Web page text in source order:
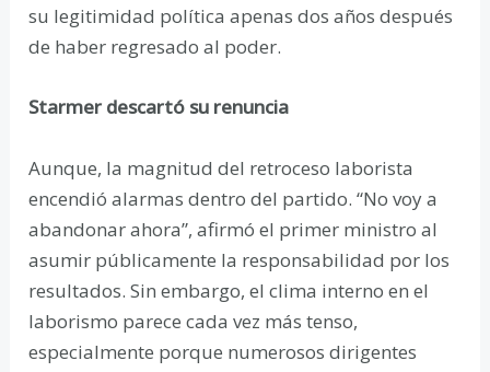
su legitimidad política apenas dos años después
de haber regresado al poder.
Starmer descartó su renuncia
Aunque, la magnitud del retroceso laborista
encendió alarmas dentro del partido. “No voy a
abandonar ahora”, afirmó el primer ministro al
asumir públicamente la responsabilidad por los
resultados. Sin embargo, el clima interno en el
laborismo parece cada vez más tenso,
especialmente porque numerosos dirigentes